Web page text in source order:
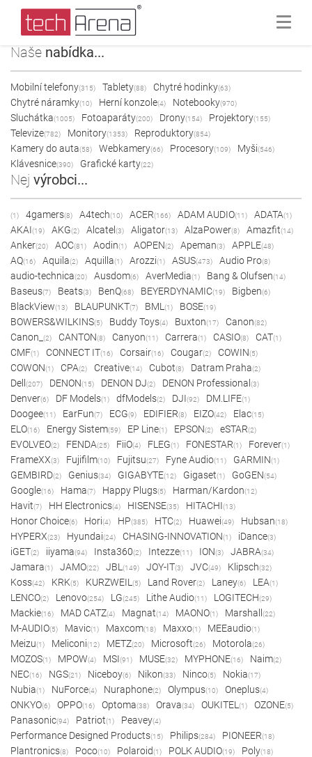
Naše nabídka...
Mobilní telefony(315) Tablety(88) Chytré hodinky(63)
Chytré náramky(10) Herní konzole(4) Notebooky(970)
Sluchátka(1005) Fotoaparáty(200) Drony(154) Projektory(155)
Televize(782) Monitory(1353) Reproduktory(854)
Kamery do auta(58) Webkamery(66) Procesory(109) Myši(546)
Klávesnice(390) Grafické karty(22)
Nej výrobci...
(1) 4gamers(8) A4tech(10) ACER(166) ADAM AUDIO(11) ADATA(1)
AKAI(19) AKG(2) Alcatel (3) Aligator(13) AlzaPower(8) Amazfit(14)
Anker(20) AOC(81) Aodin(1) AOPEN(2) Apeman(3) APPLE(48)
AQ(16) Aquila(2) Aquilla(1) Arozzi(1) ASUS(473) Audio Pro(8)
audio-technica(20) Ausdom(6) AverMedia(1) Bang & Olufsen(14)
Baseus(7) Beats(3) BenQ(68) BEYERDYNAMIC(19) Bigben(6)
BlackView(13) BLAUPUNKT(7) BML (1) BOSE(19)
BOWERS&WILKINS(5) Buddy Toys(4) Buxton(17) Canon(82)
Canon_ (2) CANTON(8) Canyon(11) Carrera(1) CASIO(8) CAT(1)
CMF(1) CONNECT IT(16) Corsair(16) Cougar(2) COWIN(5)
COWON(1) CPA(2) Creative(14) Cubot(8) Datram Praha(2)
Dell (207) DENON(15) DENON DJ(2) DENON Professional (3)
Denver(6) DF Models(1) dfModels(2) DJI(92) DM.LIFE(1)
Doogee(11) EarFun(7) ECG(9) EDIFIER(8) EIZO(42) Elac(15)
ELO(16) Energy Sistem(59) EP Line(1) EPSON(2) eSTAR(2)
EVOLVEO(2) FENDA(25) FiiO(4) FLEG(1) FONESTAR(1) Forever(1)
FrameXX(3) Fujifilm(10) Fujitsu(27) Fyne Audio(11) GARMIN(1)
GEMBIRD(2) Genius(34) GIGABYTE(12) Gigaset(1) GoGEN(54)
Google(16) Hama(7) Happy Plugs(5) Harman/Kardon(12)
Havit(7) HH Electronics(4) HISENSE(35) HITACHI(13)
Honor Choice(6) Hori(4) HP(385) HTC(2) Huawei(49) Hubsan(18)
HYPERX(23) Hyundai(24) CHASING-INNOVATION(1) iDance(3)
iGET(2) iiyama(94) Insta360(2) Intezze(11) ION(3) JABRA(34)
Jamara(1) JAMO(22) JBL (149) JOY-IT(3) JVC(49) Klipsch(32)
Koss(42) KRK(5) KURZWEIL (5) Land Rover(2) Laney(6) LEA(1)
LENCO(2) Lenovo(254) LG(245) Lithe Audio(11) LOGITECH(29)
Mackie(16) MAD CATZ(4) Magnat(14) MAONO(1) Marshall (22)
M-AUDIO(5) Mavic(1) Maxcom(18) Maxxo(1) MEEaudio(1)
Meizu(1) Meliconi(12) METZ(20) Microsoft(26) Motorola(26)
MOZOS(1) MPOW(4) MSI(91) MUSE(32) MYPHONE(16) Naim(2)
NEC(16) NGS(21) Niceboy(6) Nikon(33) Ninco(5) Nokia(17)
Nubia(1) NuForce(4) Nuraphone(2) Olympus(10) Oneplus(4)
ONKYO(6) OPPO(16) Optoma(38) Orava(34) OUKITEL (1) OZONE(5)
Panasonic(94) Patriot(1) Peavey(4)
Performance Designed Products(15) Philips(284) PIONEER(18)
Plantronics(8) Poco(10) Polaroid(1) POLK AUDIO(19) Poly(18)